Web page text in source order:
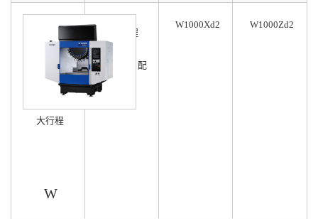
大行程
W
1米大行程
主轴标配
12Krpm
W1000Xd2 W1000Zd2